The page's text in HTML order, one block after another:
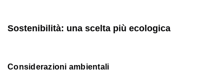
Sostenibilità: una scelta più ecologica
Considerazioni ambientali